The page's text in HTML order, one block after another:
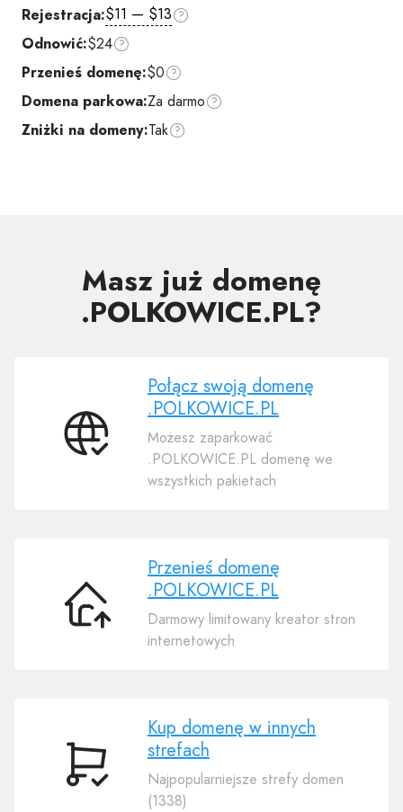
Rejestracja:$11 — $13
Odnowić:$24
Przenieś domenę:$0
Domena parkowa:Za darmo
Zniżki na domeny:Tak
Masz już domenę
.POLKOWICE.PL?
Połącz
Połącz swoją domenę
.POLKOWICE.PL
Możesz zaparkować
.POLKOWICE.PL domenę we
wszystkich pakietach
Przenieś
domenę
Przenieś domenę
.POLKOWICE.PL
Darmowy limitowany kreator stron
internetowych
Kup
Kup domenę w innych
strefach
Najpopularniejsze strefy domen
(1338)